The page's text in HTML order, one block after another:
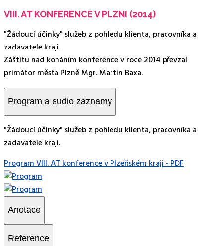
VIII. AT KONFERENCE V PLZNI (2014)
"Žádoucí účinky" služeb z pohledu klienta, pracovníka a
zadavatele kraji.
Záštitu nad konáním konference v roce 2014 převzal
primátor města Plzně Mgr. Martin Baxa.
Program a audio záznamy
"Žádoucí účinky" služeb z pohledu klienta, pracovníka a
zadavatele kraji.
Program VIII. AT konference v Plzeňském kraji - PDF
Anotace
Reference